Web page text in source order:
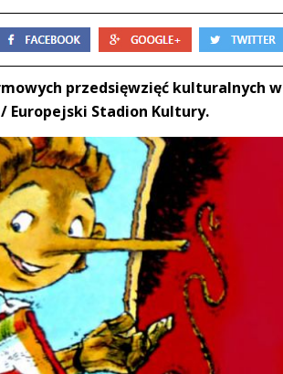
przedsięwzięć kulturalnych w
/ Europejski Stadion Kultury.